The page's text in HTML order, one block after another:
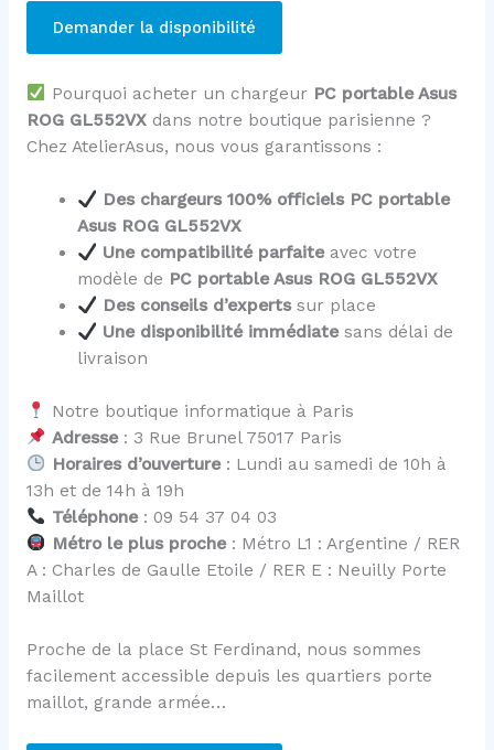
Demander la disponibilité
Pourquoi acheter un chargeur PC portable Asus
ROG GL552VXdans notre boutique parisienne ?
Chez AtelierAsus, nous vous garantissons :
Des chargeurs 100% officiels PC portable
Asus ROG GL552VX
Une compatibilité parfaiteavec votre
modèle de PC portable Asus ROG GL552VX
Des conseils d’expertssur place
Une disponibilité immédiatesans délai de
livraison
Notre boutique informatique à Paris
Adresse: 3 Rue Brunel 75017 Paris
Horaires d’ouverture: Lundi au samedi de 10h à
13h et de 14h à 19h
Téléphone: 09 54 37 04 03
Métro le plus proche: Métro L1 : Argentine / RER
A : Charles de Gaulle Etoile / RER E : Neuilly Porte
Maillot
Proche de la place St Ferdinand, nous sommes
facilement accessible depuis les quartiers porte
maillot, grande armée…